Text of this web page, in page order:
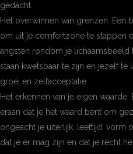
gedacht.
Het overwinnen van grenzen:
om uit je comfortzone te stappen
angsten rondom je
staan ​​kwetsbaar te zijn en jezelf
groei en zelfacceptatie.
Het erkennen van je eigen
eraan dat je het waard bent om
ongeacht je uiterlijk, leeftijd, vorm
dat je er mag zijn en dat je recht